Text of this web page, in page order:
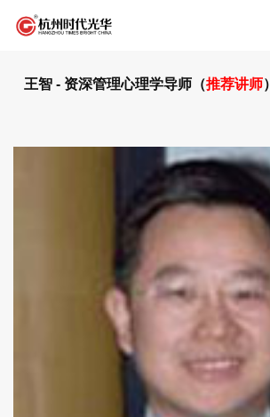
王智 - 资深管理心理学导师（推荐讲师）